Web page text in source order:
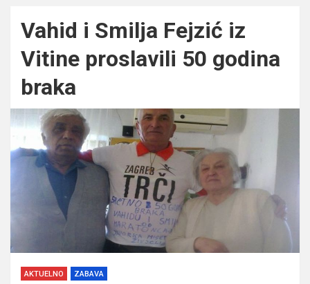
Vahid i Smilja Fejzić iz
Vitine proslavili 50 godina
braka
AKTUELNO ZABAVA